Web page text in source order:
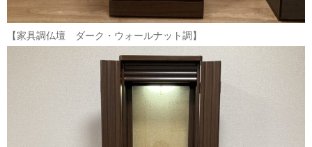
【家具調仏壇 ダーク・ウォールナット調】